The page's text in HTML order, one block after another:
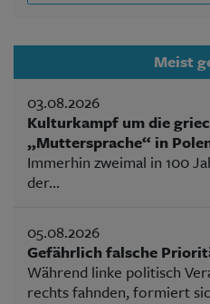
Meist
03.08.2026
Kulturkampf um die
„Muttersprache“ in
Immerhin zweimal in 100
der...
05.08.2026
Gefährlich falsche
Während linke politisch
rechts fahnden, formiert